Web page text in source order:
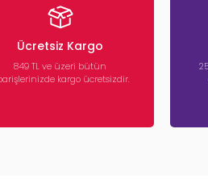
olan köpekler için tercih
Ücretsiz Kargo
849 TL ve üzeri bütün
kargo ücretsizdir.